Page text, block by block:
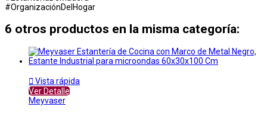
#OrganizaciónDelHogar
6 otros productos en la misma categoría:
 Vista rápida
Ver Detalle
Meyvaser